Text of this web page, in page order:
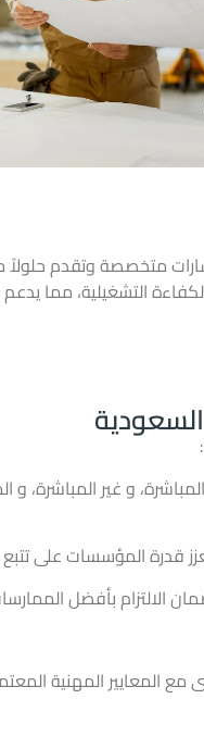
متخصصة وتقدم
التشغيلية، مما يدعم
و غير المباشرة، و
قدرة المؤسسات على تتبع
الالتزام بأفضل
المعايير المهنية